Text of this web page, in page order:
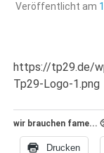
Veröffentlicht am
https://tp29.de/
Tp29-Logo-1.png
wir brauchen fame...
Drucken